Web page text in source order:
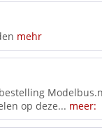
mehr
op deze... meer: